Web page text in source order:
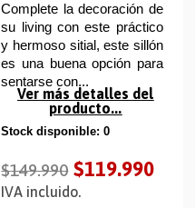
Complete la decoración de
su living con este práctico
y hermoso sitial, este sillón
es una buena opción para
sentarse con...
Ver más detalles del
producto...
Stock disponible: 0
$149.990 $119.990
IVA incluido.